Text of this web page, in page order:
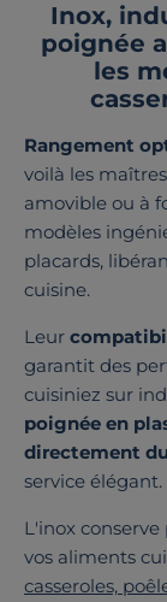
Inox,
poignée
les
Rangement
voilà les
amovible ou à
modèles
placards,
cuisine.
Leur
garantit des
cuisiniez sur
poignée en
directement
service élégant.
L'inox
vos aliments
casseroles,